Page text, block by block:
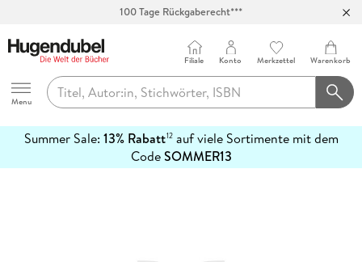
100 Tage Rückgaberecht***
Hugendubel
Menu
Filiale Konto Merkzettel Warenkorb
Summer Sale: 13% Rabatt12auf viele Sortimente mit dem
CodeSOMMER13
erfahren